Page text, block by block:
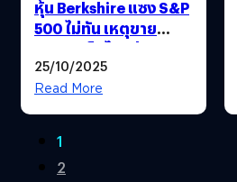
หุ้น Berkshire แซง S&P
500 ไม่ทัน เหตุขาย
Apple เร็วไปกว่าเวลา
25/10/2025
Read More
1
2